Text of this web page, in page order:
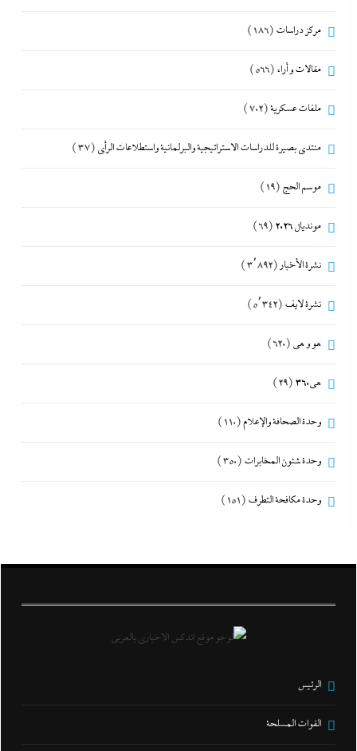
مركز دراسات (186)
مقالات و أراء (566)
ملفات عسكرية(702)
منتدى بصيرة للدراسات الاستراتيجية والبرلمانية واستطلاعات الرأى (37)
موسم الحج (19)
مونديال 2026 (69)
نشرة الأخبار (3٬892)
نشرة لايف (5٬342)
هو و هي (620)
هى360 (29)
وحدة الصحافة والإعلام(110)
وحدة شئون المخابرات (350)
وحدة مكافحة التطرف (151)
الرئيس
القوات المسلحة